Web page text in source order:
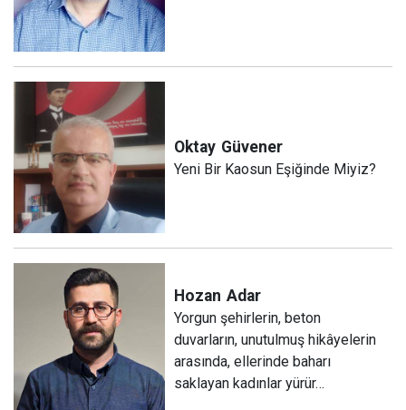
Oktay Güvener
Yeni Bir Kaosun Eşiğinde Miyiz?
Hozan Adar
Yorgun şehirlerin, beton
duvarların, unutulmuş hikâyelerin
arasında, ellerinde baharı
saklayan kadınlar yürür…